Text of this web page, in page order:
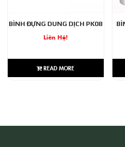
BÌNH ĐỰNG DUNG DỊCH PK08
Liên Hệ!
READ MORE